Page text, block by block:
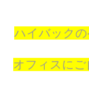
ハイバック
オフィスにご